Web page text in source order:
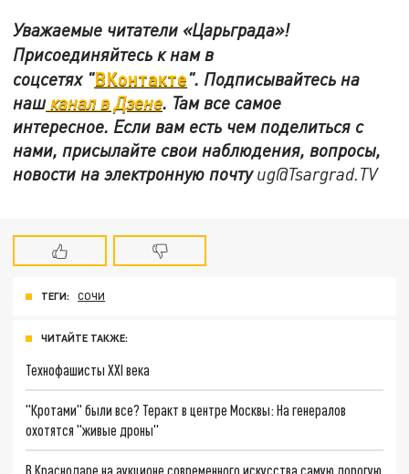
Уважаемые читатели «Царьграда»!
Присоединяйтесь к нам в
соцсетях "ВКонтакте". Подписывайтесь на
нашканал в Дзене. Там все самое
интересное. Если вам есть чем поделиться с
нами, присылайте свои наблюдения, вопросы,
новости на электронную почтуug@Tsargrad.TV
ТЕГИ: СОЧИ
ЧИТАЙТЕ ТАКЖЕ:
Технофашисты XXI века
"Кротами" были все? Теракт в центре Москвы: На генералов
охотятся "живые дроны"
В Краснодаре на аукционе современного искусства самую дорогую